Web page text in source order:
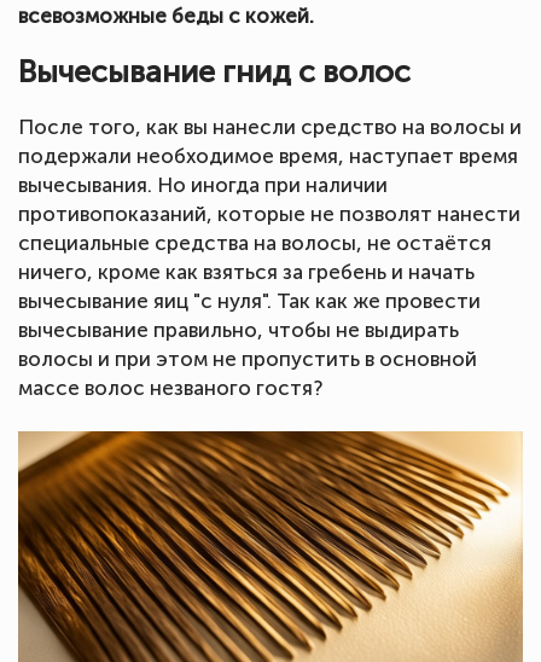
всевозможные беды с кожей.
Вычесывание гнид с волос
После того, как вы нанесли средство на волосы и
подержали необходимое время, наступает время
вычесывания. Но иногда при наличии
противопоказаний, которые не позволят нанести
специальные средства на волосы, не остаётся
ничего, кроме как взяться за гребень и начать
вычесывание яиц "с нуля". Так как же провести
вычесывание правильно, чтобы не выдирать
волосы и при этом не пропустить в основной
массе волос незваного гостя?